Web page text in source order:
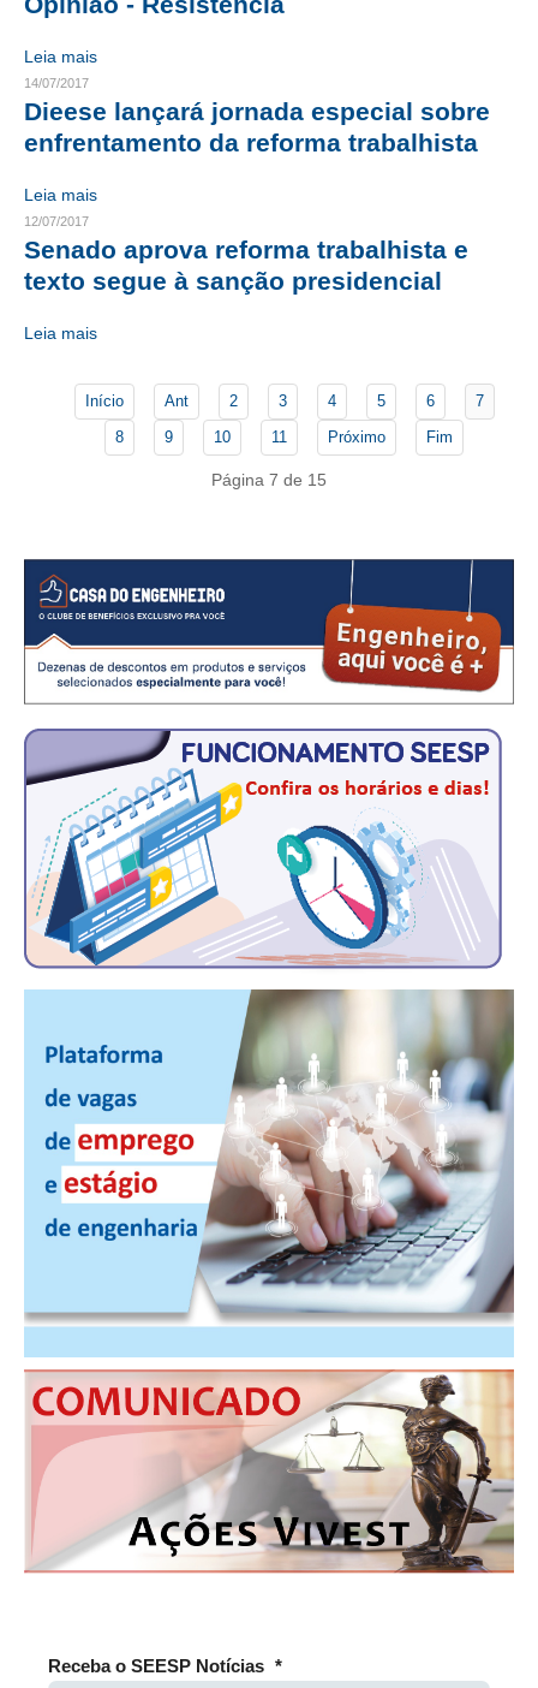
CONTATO
ENGENHEIRO EMPREENDEDOR
SEESP EDUCAÇÃO
PLATAFORMAS GRATUITAS
BENEFÍCIOS
APOSENTADORIA
CONVÊNIOS
PLANO DE SAÚDE
CAMPANHAS SALARIAIS
COMUNICAÇÃO
PALAVRA DO MURILO
NOTÍCIAS
CONTEÚDO ESPECIAL
JORNAL DO ENGENHEIRO
AGENDA
SEESP NOTÍCIAS
PUBLICIDADE
MANUAL DE REDAÇÃO
RELEASES
CADASTRO
ASSOCIE-SE
ATUALIZAÇÃO CADASTRAL
NÚCLEO JOVEM
Leia mais
14/07/2017
Dieese lançará jornada especial sobre
enfrentamento da reforma trabalhista
Leia mais
12/07/2017
Senado aprova reforma trabalhista e
texto segue à sanção presidencial
Leia mais
Início Ant 2 3 4 5 6
7
8
9 10 11 Próximo Fim
Página 7 de 15
Receba o SEESP Notícias *